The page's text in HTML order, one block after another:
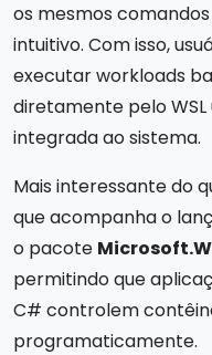
os mesmos
intuitivo. Com isso,
executar workloads
diretamente pelo
integrada ao sistema.
Mais interessante do
que acompanha o
o pacote
permitindo que
C# controlem
programaticamente.